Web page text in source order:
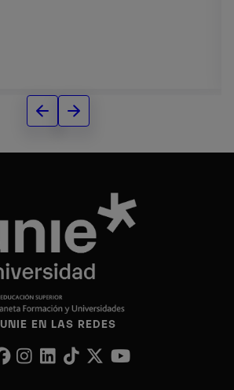
UNIE EN LAS REDES